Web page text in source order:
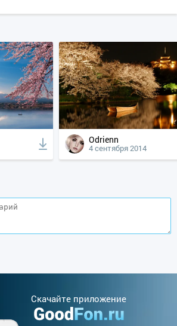
Odrienn
4 сентября 2014
Cкачайте приложение